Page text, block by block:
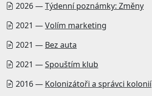
2026 —Týdenní poznámky: Změny
2021 —Volím marketing
2021 — Bez auta
2021 —Spouštím klub
2016 — Kolonizátoři a správci kolonií